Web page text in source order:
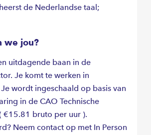
de Nederlandse taal;
we jou?
uitdagende baan in de
Je komt te werken in
wordt ingeschaald op basis van
in de CAO Technische
€15.81 bruto per uur ).
Neem contact op met In Person